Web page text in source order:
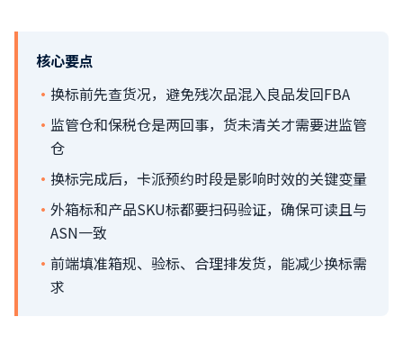
核心要点
· 换标前先查货况，避免残次品混入良品发回FBA
· 监管仓和保税仓是两回事，货未清关才需要进监管
仓
· 换标完成后，卡派预约时段是影响时效的关键变量
· 外箱标和产品SKU标都要扫码验证，确保可读且与
ASN一致
· 前端填准箱规、验标、合理排发货，能减少换标需
求